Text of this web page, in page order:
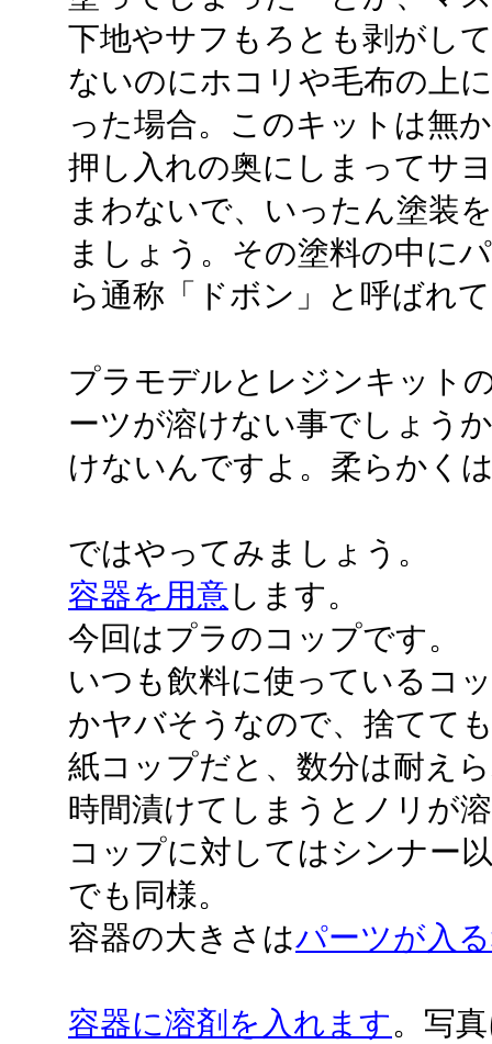
下地やサフもろとも剥がし
ないのにホコリや毛布の上
った場合。このキットは無
押し入れの奥にしまってサ
まわないで、いったん塗装
ましょう。その塗料の中に
ら通称「ドボン」と呼ばれ
プラモデルとレジンキット
ーツが溶けない事でしょう
けないんですよ。柔らかく
ではやってみましょう。
容器を用意 します。
今回はプラのコップです。
いつも飲料に使っているコ
かヤバそうなので、捨てて
紙コップだと、数分は耐え
時間漬けてしまうとノリが
コップに対してはシンナー
でも同様。
容器の大きさはパーツが入
容器に溶剤を入れます。写